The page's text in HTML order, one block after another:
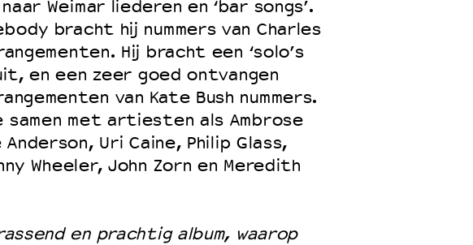
Weimar liederen en ‘bar songs’.
bracht hij nummers van Charles
Hij bracht een ‘solo’s
en een zeer goed ontvangen
van Kate Bush nummers.
samen met artiesten als Ambrose
Anderson, Uri Caine, Philip Glass,
Wheeler, John Zorn en Meredith
en prachtig album, waarop